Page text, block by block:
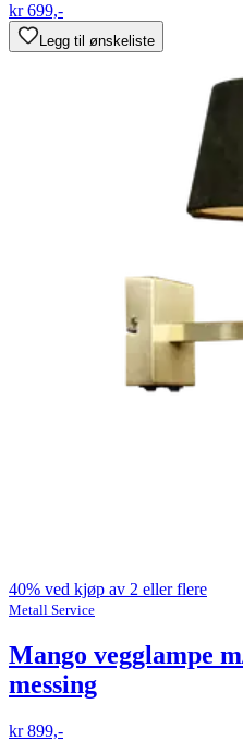
kr 699,-
Legg til ønskeliste
40% ved kjøp av 2 eller flere
Metall Service
Mango vegglampe
messing
kr 899,-